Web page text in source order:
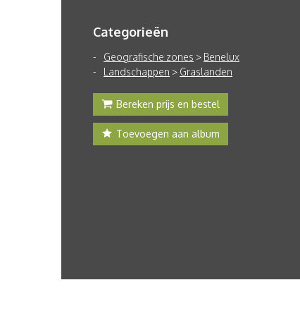
Categorieën
Geografische zones > Benelux
Landschappen > Graslanden
Bereken prijs en bestel
Toevoegen aan album